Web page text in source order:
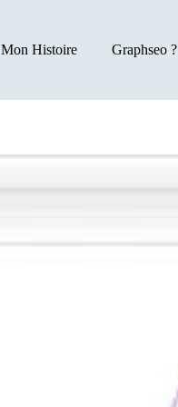
Mon Histoire Graphseo ?